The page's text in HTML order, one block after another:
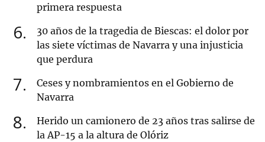
primera respuesta
6
30 años de la tragedia de Biescas: el dolor por
las siete víctimas de Navarra y una injusticia
que perdura
7
Ceses y nombramientos en el Gobierno de
Navarra
8
Herido un camionero de 23 años tras salirse de
la AP-15 a la altura de Olóriz